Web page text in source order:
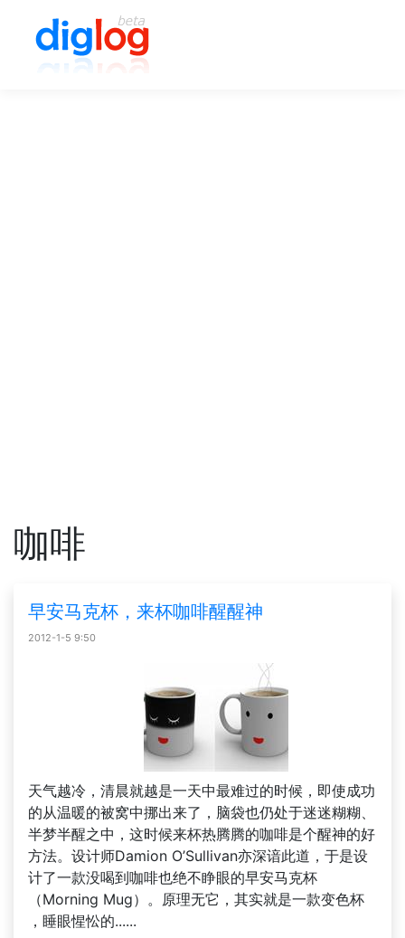
咖啡
早安马克杯，来杯咖啡醒醒神
2012-1-5 9:50
天气越冷，清晨就越是一天中最难过的时候，即使成功
的从温暖的被窝中挪出来了，脑袋也仍处于迷迷糊糊、
半梦半醒之中，这时候来杯热腾腾的咖啡是个醒神的好
方法。设计师Damion O’Sullivan亦深谙此道，于是设
计了一款没喝到咖啡也绝不睁眼的早安马克杯
（Morning Mug）。原理无它，其实就是一款变色杯
，睡眼惺忪的......